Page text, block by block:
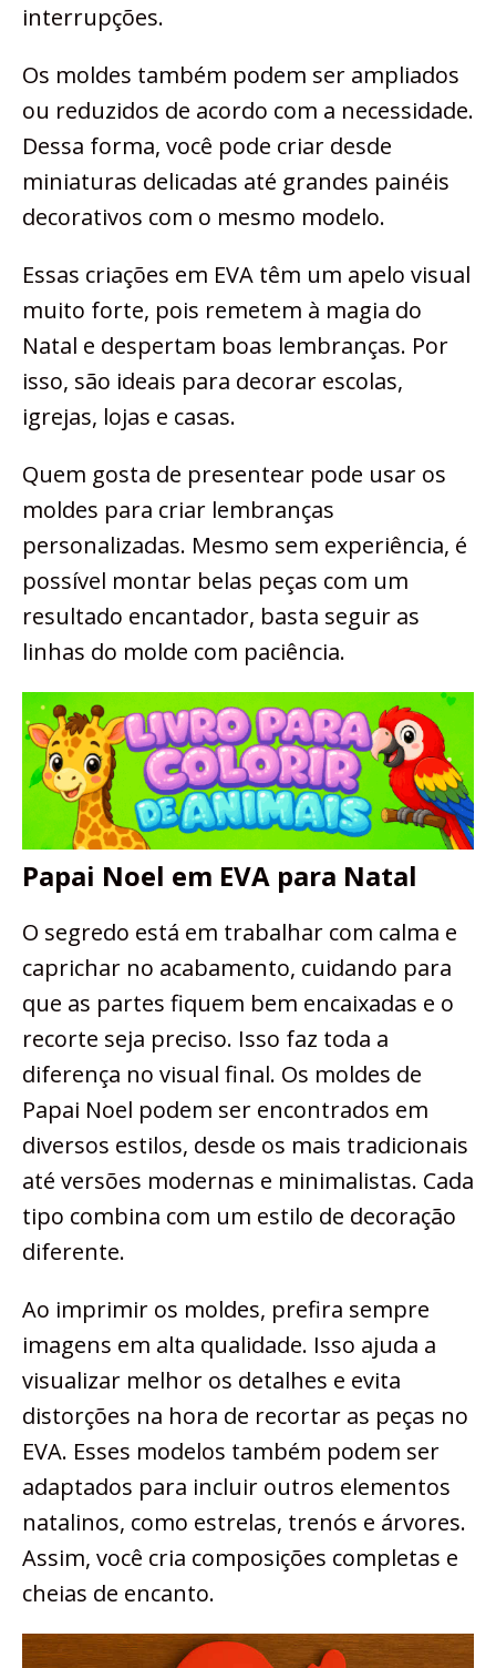
interrupções.
Os moldes também podem ser ampliados
ou reduzidos de acordo com a necessidade.
Dessa forma, você pode criar desde
miniaturas delicadas até grandes painéis
decorativos com o mesmo modelo.
Essas criações em EVA têm um apelo visual
muito forte, pois remetem à magia do
Natal e despertam boas lembranças. Por
isso, são ideais para decorar escolas,
igrejas, lojas e casas.
Quem gosta de presentear pode usar os
moldes para criar lembranças
personalizadas. Mesmo sem experiência, é
possível montar belas peças com um
resultado encantador, basta seguir as
linhas do molde com paciência.
Papai Noel em EVA para Natal
O segredo está em trabalhar com calma e
caprichar no acabamento, cuidando para
que as partes fiquem bem encaixadas e o
recorte seja preciso. Isso faz toda a
diferença no visual final. Os moldes de
Papai Noel podem ser encontrados em
diversos estilos, desde os mais tradicionais
até versões modernas e minimalistas. Cada
tipo combina com um estilo de decoração
diferente.
Ao imprimir os moldes, prefira sempre
imagens em alta qualidade. Isso ajuda a
visualizar melhor os detalhes e evita
distorções na hora de recortar as peças no
EVA. Esses modelos também podem ser
adaptados para incluir outros elementos
natalinos, como estrelas, trenós e árvores.
Assim, você cria composições completas e
cheias de encanto.